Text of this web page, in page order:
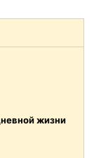
жизни